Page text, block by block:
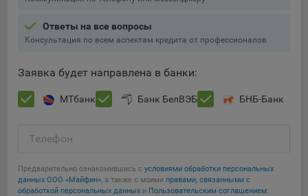
Ответы на все вопросы
Консультация по всем аспектам кредита от профессионалов
Заявка будет направлена в банки:
МТбанк Банк БелВЭБ БНБ-Банк
Телефон
Предварительно ознакомившись с условиями обработки персональных
данных ООО «Майфин», а также с моими правами, связанными с
обработкой персональных данных и Пользовательским соглашением: